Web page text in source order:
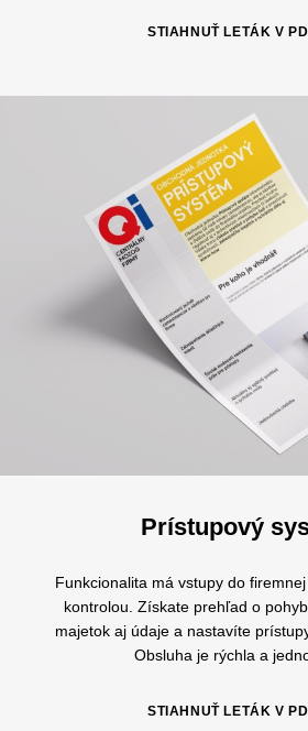
STIAHNUŤ LETÁK V
Prístupový
Funkcionalita má vstupy do
kontrolou. Získate prehľad o
majetok aj údajea nastavíte
Obsluha je rýchla a
STIAHNUŤ LETÁK V